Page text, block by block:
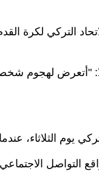
التركي لكرة
"أتعرض لهجوم
يوم الثلاثاء،